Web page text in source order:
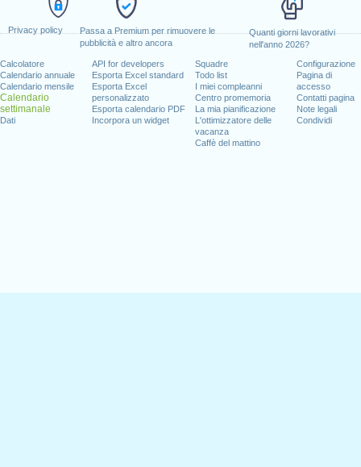
Privacy policy
Passa a Premium per rimuovere le
pubblicità e altro ancora
Quanti giorni lavorativi
nell'anno 2026?
Calcolatore
Calendario annuale
Calendario mensile
Calendario
settimanale
Dati
API for developers
Esporta Excel standard
Esporta Excel
personalizzato
Esporta calendario PDF
Incorpora un widget
Squadre
Todo list
I miei compleanni
Centro promemoria
La mia pianificazione
L'ottimizzatore delle
vacanza
Caffè del mattino
Configurazione
Pagina di
accesso
Contatti pagina
Note legali
Condividi